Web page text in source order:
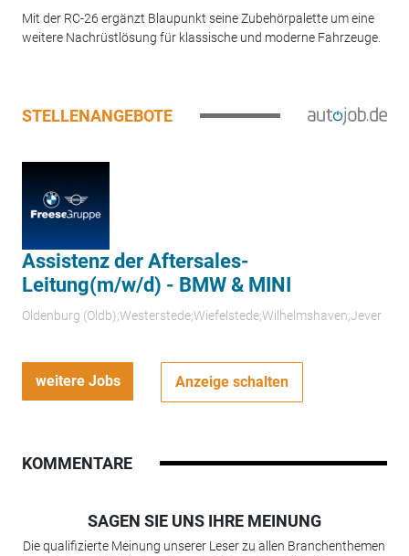
Mit der RC-26 ergänzt Blaupunkt seine Zubehörpalette um eine
weitere Nachrüstlösung für klassische und moderne Fahrzeuge.
STELLENANGEBOTE
Assistenz der Aftersales-
Leitung(m/w/d) - BMW & MINI
Oldenburg (Oldb);Westerstede;Wiefelstede;Wilhelmshaven;Jever
weitere Jobs Anzeige schalten
KOMMENTARE
SAGEN SIE UNS IHRE MEINUNG
Die qualifizierte Meinung unserer Leser zu allen Branchenthemen